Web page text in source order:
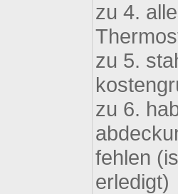
zu 4.
zu 5.
zu 6.
fehlen
erledigt)